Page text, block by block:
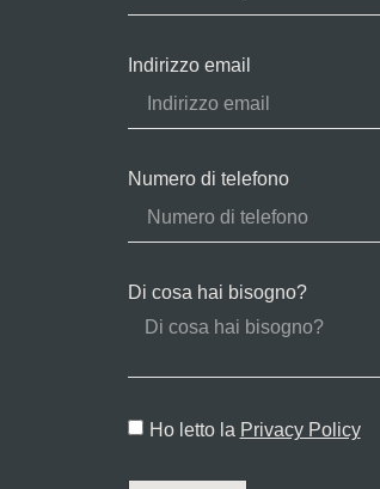
Indirizzo email
Numero di telefono
Di cosa hai bisogno?
Ho letto la Privacy Policy